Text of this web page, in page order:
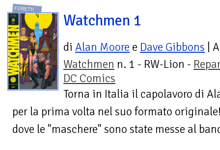
FUMETTI
Watchmen 1
di Alan Moore e Dave Gibbons |
Watchmen n. 1 - RW-Lion -
DC Comics
Torna in Italia il capolavoro di
per la prima volta nel suo formato
dove le "maschere" sono state messe al